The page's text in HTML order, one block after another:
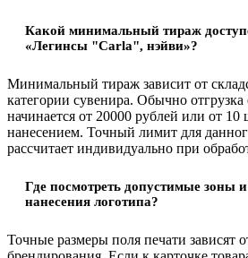
Какой минимальный тираж
«Легинсы "Carla", нэйви»?
Минимальный тираж зависит от
категории сувенира. Обычно
начинается от 20000 рублей или от 10
нанесением. Точный лимит для
рассчитает индивидуально при
Где посмотреть допустимые зоны
нанесения логотипа?
Точные размеры поля печати зависят